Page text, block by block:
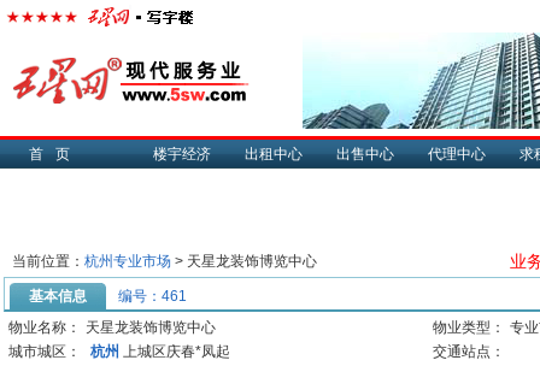
首页 楼宇经济 出租中心 出售中心 代理中心 求
当前位置： 杭州专业市场 > 天星龙装饰博览中心 业
基本信息
编号：461
物业名称：
天星龙装饰博览中心 物业类型：
专
城市城区：
杭州 上城区庆春*凤起
交通站点：